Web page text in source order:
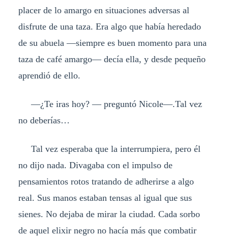
placer de lo amargo en situaciones adversas al
disfrute de una taza. Era algo que había heredado
de su abuela —siempre es buen momento para una
taza de café amargo— decía ella, y desde pequeño
aprendió de ello.
—¿Te iras hoy? — preguntó Nicole—.Tal vez
no deberías…
Tal vez esperaba que la interrumpiera, pero él
no dijo nada. Divagaba con el impulso de
pensamientos rotos tratando de adherirse a algo
real. Sus manos estaban tensas al igual que sus
sienes. No dejaba de mirar la ciudad. Cada sorbo
de aquel elixir negro no hacía más que combatir